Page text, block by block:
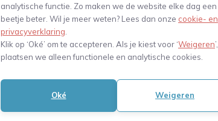
analytische functie. Zo maken we de website elke dag een
beetje beter. Wil je meer weten? Lees dan onze cookie- en
privacyverklaring
Klik op ‘Oké’ om te accepteren. Als je kiest voor ‘Weigeren’,
plaatsen we alleen functionele en analytische cookies.
Oké Weigeren